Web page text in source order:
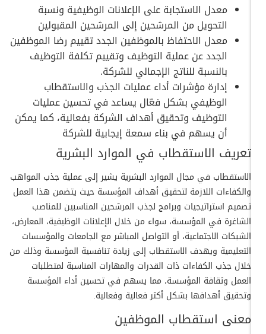
معدل الاستجابة على الإعلانات الوظيفية ونسبة
التحويل من المرشحين إلى المرشحين المقبولين
معدل الاحتفاظ بالموظفين الجدد تقييم رضا الموظفين
الجدد عن عملية التوظيف وتقييم تكلفة التوظيف
بالنسبة للناتج الإجمالي للشركة.
إدارة مؤشرات أداء عمليات الجذب والاستقطاب
الوظيفي بشكل فعّال يساعد في تحسين عمليات
التوظيف وتحقيق أهداف الشركة بفعالية، كما يمكن
أن يسهم في بناء سمعة إيجابية للشركة
تعريف الاستقطاب في الموارد البشرية
الاستقطاب في مجال الموارد البشرية يشير إلى عملية جذب المواهب
والكفاءات اللازمة لتحقيق أهداف المؤسسة حيث يتضمن هذا العمل
تصميم استراتيجيات وبرامج لجذب المرشحين المناسبين للمناصب
الشاغرة في المؤسسة، سواء من خلال الإعلانات الوظيفية، المعارض،
الشبكات الاجتماعية، أو التواصل المباشر مع الجامعات والمؤسسات
التعليمية ويهدف الاستقطاب إلى زيادة تنافسية المؤسسة وذلك من
خلال جذب الكفاءات ذات القدرات والمهارات المناسبة لمتطلبات
العمل وثقافة المؤسسة، مما يسهم في تحسين أداء المؤسسة
وتحقيق أهدافها بشكل أكثر فعالية وفعالية.
معنى استقطاب الموظفين